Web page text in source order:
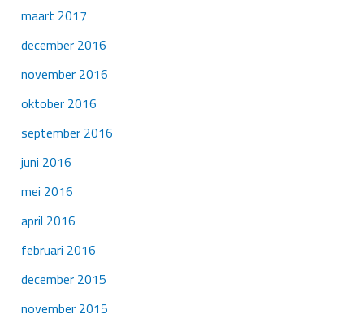
maart 2017
december 2016
november 2016
oktober 2016
september 2016
juni 2016
mei 2016
april 2016
februari 2016
december 2015
november 2015